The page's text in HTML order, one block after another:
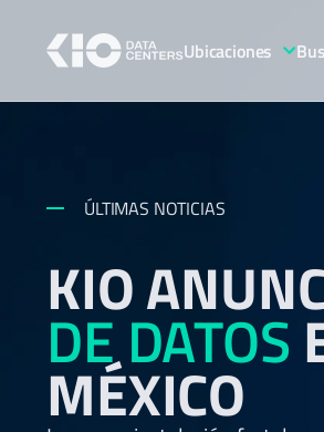
Ubicaciones
ÚLTIMAS NOTICIAS
KIO
DE DATOS
MÉXICO